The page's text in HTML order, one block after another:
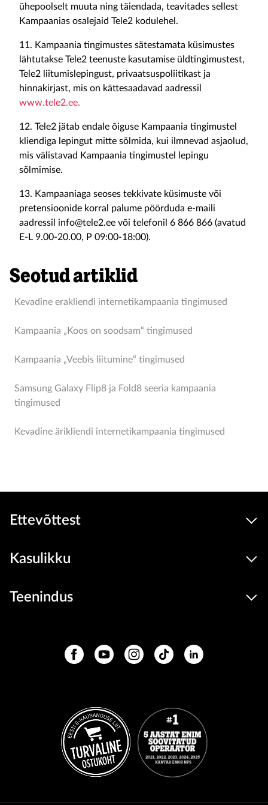
ühepoolselt muuta ning täiendada, teavitades sellest
Kampaanias osalejaid Tele2 kodulehel.
11. Kampaania tingimustes sätestamata küsimustes
lähtutakse Tele2 teenuste kasutamise üldtingimustest,
Tele2 liitumislepingust, privaatsuspoliitikast ja
hinnakirjast, mis on kättesaadavad aadressil
www.tele2.ee.
12. Tele2 jätab endale õiguse Kampaania tingimustel
kliendiga lepingut mitte sõlmida, kui ilmnevad asjaolud,
mis välistavad Kampaania tingimustel lepingu
sõlmimise.
13. Kampaaniaga seoses tekkivate küsimuste või
pretensioonide korral palume pöörduda e-maili
aadressil info@tele2.ee või telefonil 6 866 866 (avatud
E-L 9.00-20.00, P 09:00-18:00).
Seotud artiklid
Kevadine erakliendi internetikampaania tingimused
Kampaania „Koos on soodsam“ tingimused
Kampaania „Veebis liitumine“ tingimused
Samsung Galaxy Flip8 ja Fold8 seeria kampaania
tingimused
Kevadine ärikliendi internetikampaania tingimused
Ettevõttest
Kasulikku
Teenindus